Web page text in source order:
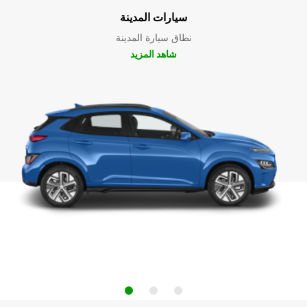
سيارات المدينة
نطاق سيارة المدينة
شاهد المزيد